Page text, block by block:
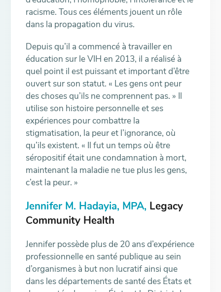
racisme. Tous ces éléments jouent un rôle
dans la propagation du virus.
Depuis qu’il a commencé à travailler en
éducation sur le VIH en 2013, il a réalisé à
quel point il est puissant et important d’être
ouvert sur son statut. « Les gens ont peur
des choses qu’ils ne comprennent pas. » Il
utilise son histoire personnelle et ses
expériences pour combattre la
stigmatisation, la peur et l’ignorance, où
qu’ils existent. « Il fut un temps où être
séropositif était une condamnation à mort,
maintenant la maladie ne tue plus les gens,
c’est la peur. »
Jennifer M. Hadayia, MPA, Legacy
Community Health
Jennifer possède plus de 20 ans d’expérience
professionnelle en santé publique au sein
d’organismes à but non lucratif ainsi que
dans les départements de santé des États et